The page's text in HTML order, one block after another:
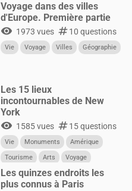
Voyage dans des villes
d'Europe. Première partie
visibility 1973 vues numbers10 questions
Vie Voyage Villes Géographie
Les 15 lieux
incontournables de New
York
visibility 1585 vues numbers15 questions
Vie Monuments
Amérique
Tourisme
Arts
Voyage
États-Unis
Les quinzes endroits les
plus connus à Paris